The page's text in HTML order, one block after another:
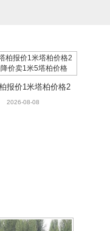
报价1米塔柏价格2
价卖1米5塔柏价格
2026-08-08